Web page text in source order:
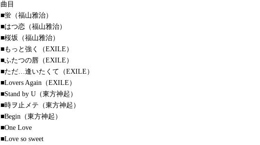
曲目
■蛍（福山雅治）
■はつ恋（福山雅治）
■桜坂（福山雅治）
■もっと強く（EXILE）
■ふたつの唇（EXILE）
■ただ…逢いたくて（EXILE）
■Lovers Again（EXILE）
■Stand by U（東方神起）
■時ヲ止メテ（東方神起）
■Begin（東方神起）
■One Love
■Love so sweet